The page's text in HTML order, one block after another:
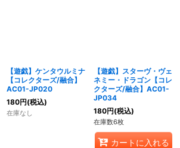
【遊戯】ケンタウルミナ
【コレクターズ/融合】
AC01-JP020
180円(税込)
在庫なし
【遊戯】スターヴ・ヴェ
ネミー・ドラゴン【コレ
クターズ/融合】AC01-
JP034
180円(税込)
在庫数6枚
カートに入れる